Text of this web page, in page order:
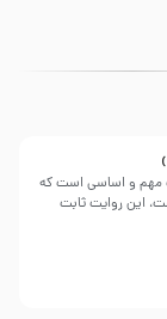
مهم و اساسی است که
این روایت ثابت